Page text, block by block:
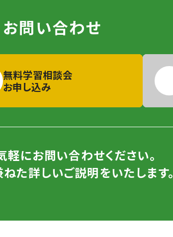
お問い合わせ
無料学習相談会
お申し込み
軽にお問い合わせください。
た詳しいご説明をいたします。